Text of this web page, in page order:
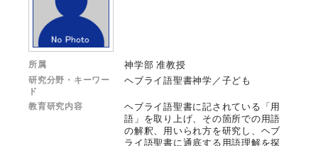
所属 神学部 准教授
研究分野・キーワー
ド
ヘブライ語聖書神学／子ども
教育研究内容
ヘブライ語聖書に記されている「用
語」を取り上げ、その箇所での用語
の解釈、用いられ方を研究し、ヘブ
ライ語聖書に通底する用語理解を探